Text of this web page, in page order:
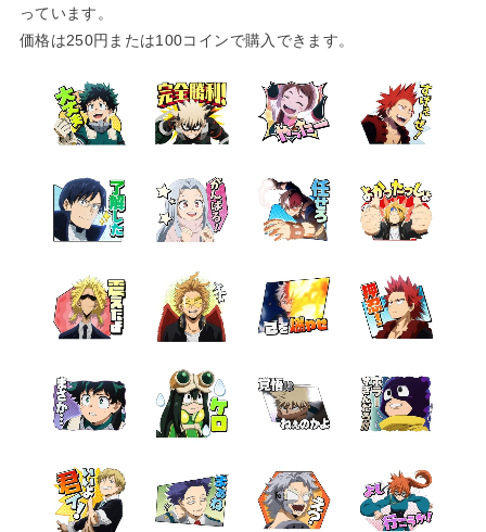
っています。
価格は250円または100コインで購入できます。